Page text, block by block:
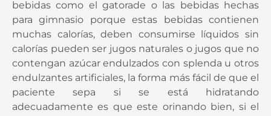
bebidas como el gatorade o las bebidas hechas
para gimnasio porque estas bebidas contienen
muchas calorías, deben consumirse líquidos sin
calorías pueden ser jugos naturales o jugos que no
contengan azúcar endulzados con splenda u otros
endulzantes artificiales, la forma más fácil de que el
paciente sepa si se está hidratando
adecuadamente es que este orinando bien, si el